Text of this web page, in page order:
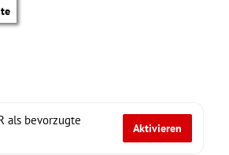
als bevorzugte
Aktivieren